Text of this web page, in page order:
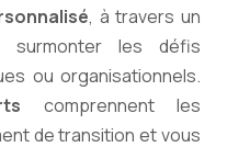
, à travers un
surmonter les défis
ou organisationnels.
comprennent les
de transition et vous